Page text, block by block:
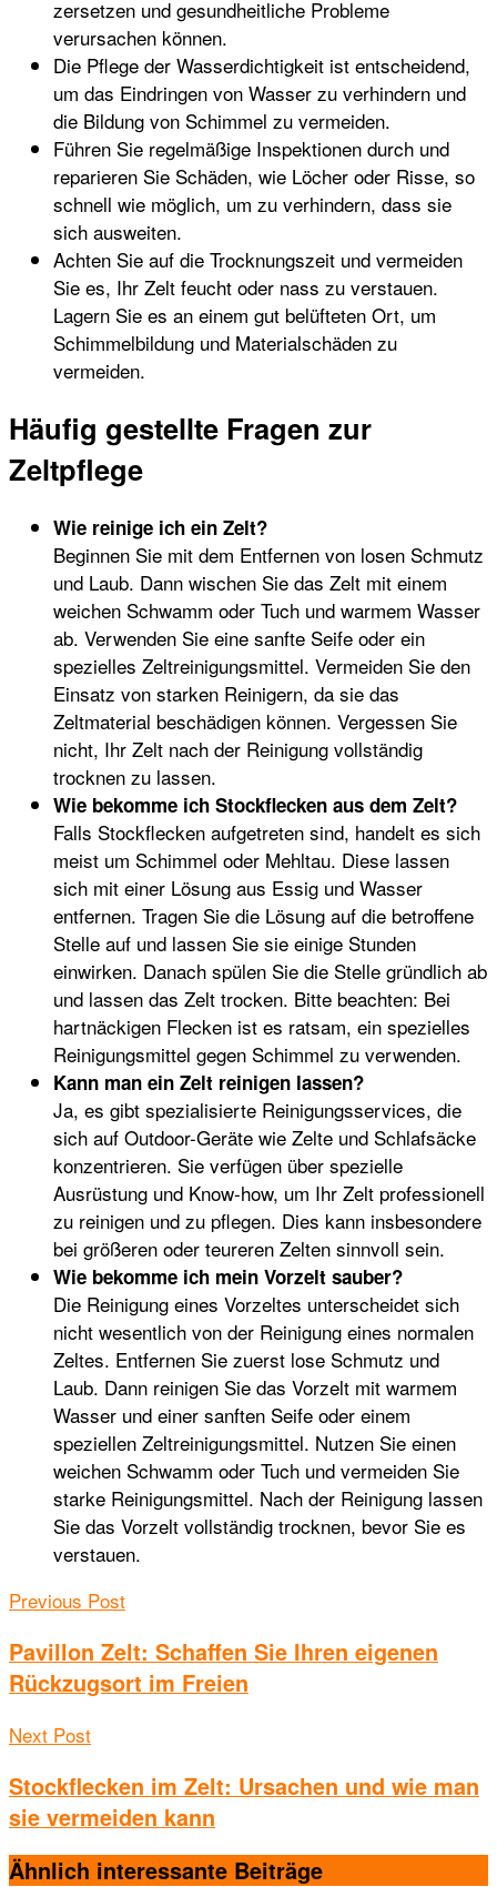
zersetzen und gesundheitliche Probleme
verursachen können.
Die Pflege der Wasserdichtigkeit ist entscheidend,
um das Eindringen von Wasser zu verhindern und
die Bildung von Schimmel zu vermeiden.
Führen Sie regelmäßige Inspektionen durch und
reparieren Sie Schäden, wie Löcher oder Risse, so
schnell wie möglich, um zu verhindern, dass sie
sich ausweiten.
Achten Sie auf die Trocknungszeit und vermeiden
Sie es, Ihr Zelt feucht oder nass zu verstauen.
Lagern Sie es an einem gut belüfteten Ort, um
Schimmelbildung und Materialschäden zu
vermeiden.
Häufig gestellte Fragen zur
Zeltpflege
Wie reinige ich ein Zelt?
Beginnen Sie mit dem Entfernen von losen Schmutz
und Laub. Dann wischen Sie das Zelt mit einem
weichen Schwamm oder Tuch und warmem Wasser
ab. Verwenden Sie eine sanfte Seife oder ein
spezielles Zeltreinigungsmittel. Vermeiden Sie den
Einsatz von starken Reinigern, da sie das
Zeltmaterial beschädigen können. Vergessen Sie
nicht, Ihr Zelt nach der Reinigung vollständig
trocknen zu lassen.
Wie bekomme ich Stockflecken aus dem Zelt?
Falls Stockflecken aufgetreten sind, handelt es sich
meist um Schimmel oder Mehltau. Diese lassen
sich mit einer Lösung aus Essig und Wasser
entfernen. Tragen Sie die Lösung auf die betroffene
Stelle auf und lassen Sie sie einige Stunden
einwirken. Danach spülen Sie die Stelle gründlich ab
und lassen das Zelt trocken. Bitte beachten: Bei
hartnäckigen Flecken ist es ratsam, ein spezielles
Reinigungsmittel gegen Schimmel zu verwenden.
Kann man ein Zelt reinigen lassen?
Ja, es gibt spezialisierte Reinigungsservices, die
sich auf Outdoor-Geräte wie Zelte und Schlafsäcke
konzentrieren. Sie verfügen über spezielle
Ausrüstung und Know-how, um Ihr Zelt professionell
zu reinigen und zu pflegen. Dies kann insbesondere
bei größeren oder teureren Zelten sinnvoll sein.
Wie bekomme ich mein Vorzelt sauber?
Die Reinigung eines Vorzeltes unterscheidet sich
nicht wesentlich von der Reinigung eines normalen
Zeltes. Entfernen Sie zuerst lose Schmutz und
Laub. Dann reinigen Sie das Vorzelt mit warmem
Wasser und einer sanften Seife oder einem
speziellen Zeltreinigungsmittel. Nutzen Sie einen
weichen Schwamm oder Tuch und vermeiden Sie
starke Reinigungsmittel. Nach der Reinigung lassen
Sie das Vorzelt vollständig trocknen, bevor Sie es
verstauen.
Previous Post
Pavillon Zelt: Schaffen Sie Ihren eigenen
Rückzugsort im Freien
Next Post
Stockflecken im Zelt: Ursachen und wie man
sie vermeiden kann
Ähnlich interessante Beiträge